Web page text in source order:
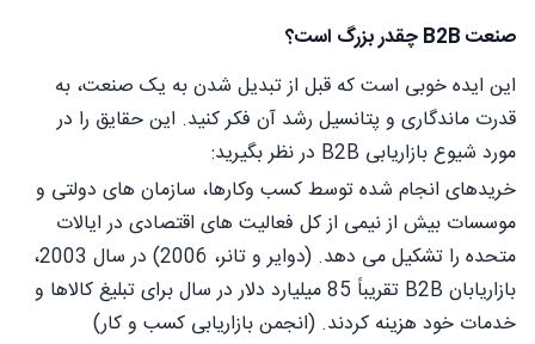
صنعت B2B چقدر بزرگ است؟
این ایده خوبی است که قبل از تبدیل شدن به یک صنعت، به
قدرت ماندگاری و پتانسیل رشد آن فکر کنید. این حقایق را در
مورد شیوع بازاریابی B2B در نظر بگیرید:
خریدهای انجام شده توسط کسب وکارها، سازمان های دولتی و
موسسات بیش از نیمی از کل فعالیت های اقتصادی در ایالات
متحده را تشکیل می دهد. (دوایر و تانر، 2006) در سال 2003،
بازاریابان B2B تقریباً 85 میلیارد دلار در سال برای تبلیغ کالاها و
خدمات خود هزینه کردند. (انجمن بازاریابی کسب و کار)